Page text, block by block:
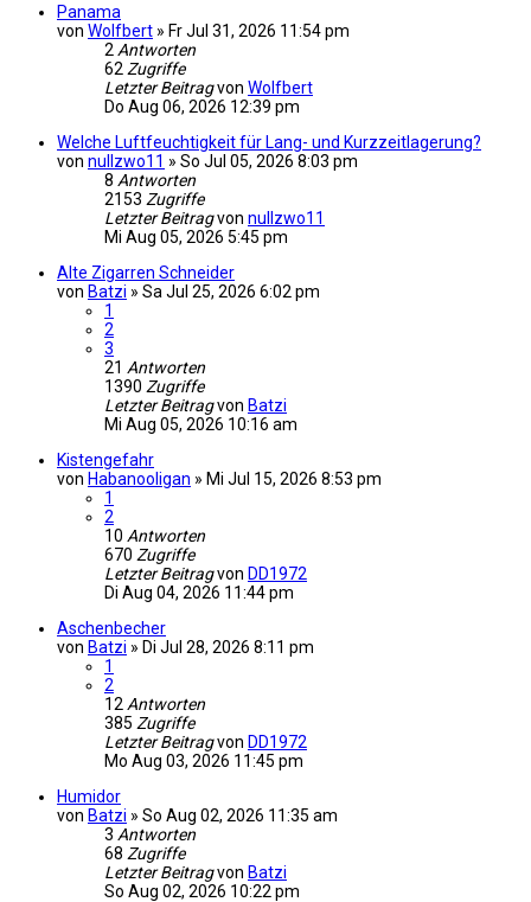
Panama
von Wolfbert » Fr Jul 31, 2026 11:54 pm
2 Antworten
62 Zugriffe
Letzter Beitragvon Wolfbert
Do Aug 06, 2026 12:39 pm
Welche Luftfeuchtigkeit für Lang- und Kurzzeitlagerung?
von nullzwo11 » So Jul 05, 2026 8:03 pm
8 Antworten
2153 Zugriffe
Letzter Beitragvon nullzwo11
Mi Aug 05, 2026 5:45 pm
Alte Zigarren Schneider
von Batzi » Sa Jul 25, 2026 6:02 pm
1
2
3
21 Antworten
1390 Zugriffe
Letzter Beitragvon Batzi
Mi Aug 05, 2026 10:16 am
Kistengefahr
von Habanooligan » Mi Jul 15, 2026 8:53 pm
1
2
10 Antworten
670 Zugriffe
Letzter Beitragvon DD1972
Di Aug 04, 2026 11:44 pm
Aschenbecher
von Batzi » Di Jul 28, 2026 8:11 pm
1
2
12 Antworten
385 Zugriffe
Letzter Beitragvon DD1972
Mo Aug 03, 2026 11:45 pm
Humidor
von Batzi » So Aug 02, 2026 11:35 am
3 Antworten
68 Zugriffe
Letzter Beitragvon Batzi
So Aug 02, 2026 10:22 pm